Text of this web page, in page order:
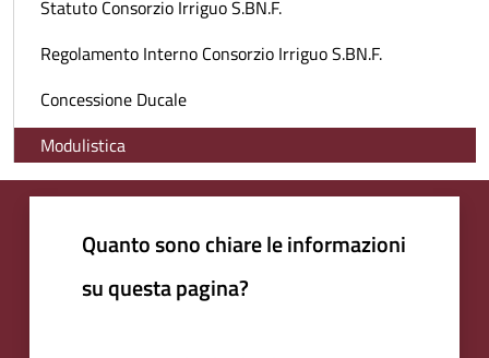
Statuto Consorzio Irriguo S.BN.F.
Regolamento Interno Consorzio Irriguo S.BN.F.
Concessione Ducale
Modulistica
Quanto sono chiare le informazioni
su questa pagina?